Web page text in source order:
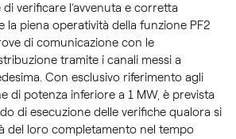
verificare l’avvenuta e corretta
la piena operatività della funzione PF2
di comunicazione con le
tramite i canali messi a
Con esclusivo riferimento agli
di potenza inferiore a 1 MW, è prevista
di esecuzione delle verifiche qualora si
del loro completamento nel tempo